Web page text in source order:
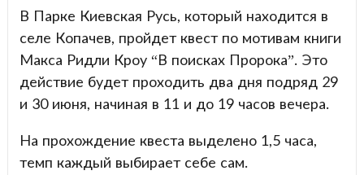
В Парке Киевская Русь, который находится в
селе Копачев, пройдет квест по мотивам книги
Макса Ридли Кроу “В поисках Пророка”. Это
действие будет проходить два дня подряд 29
и 30 июня, начиная в 11 и до 19 часов вечера.
На прохождение квеста выделено 1,5 часа,
темп каждый выбирает себе сам.